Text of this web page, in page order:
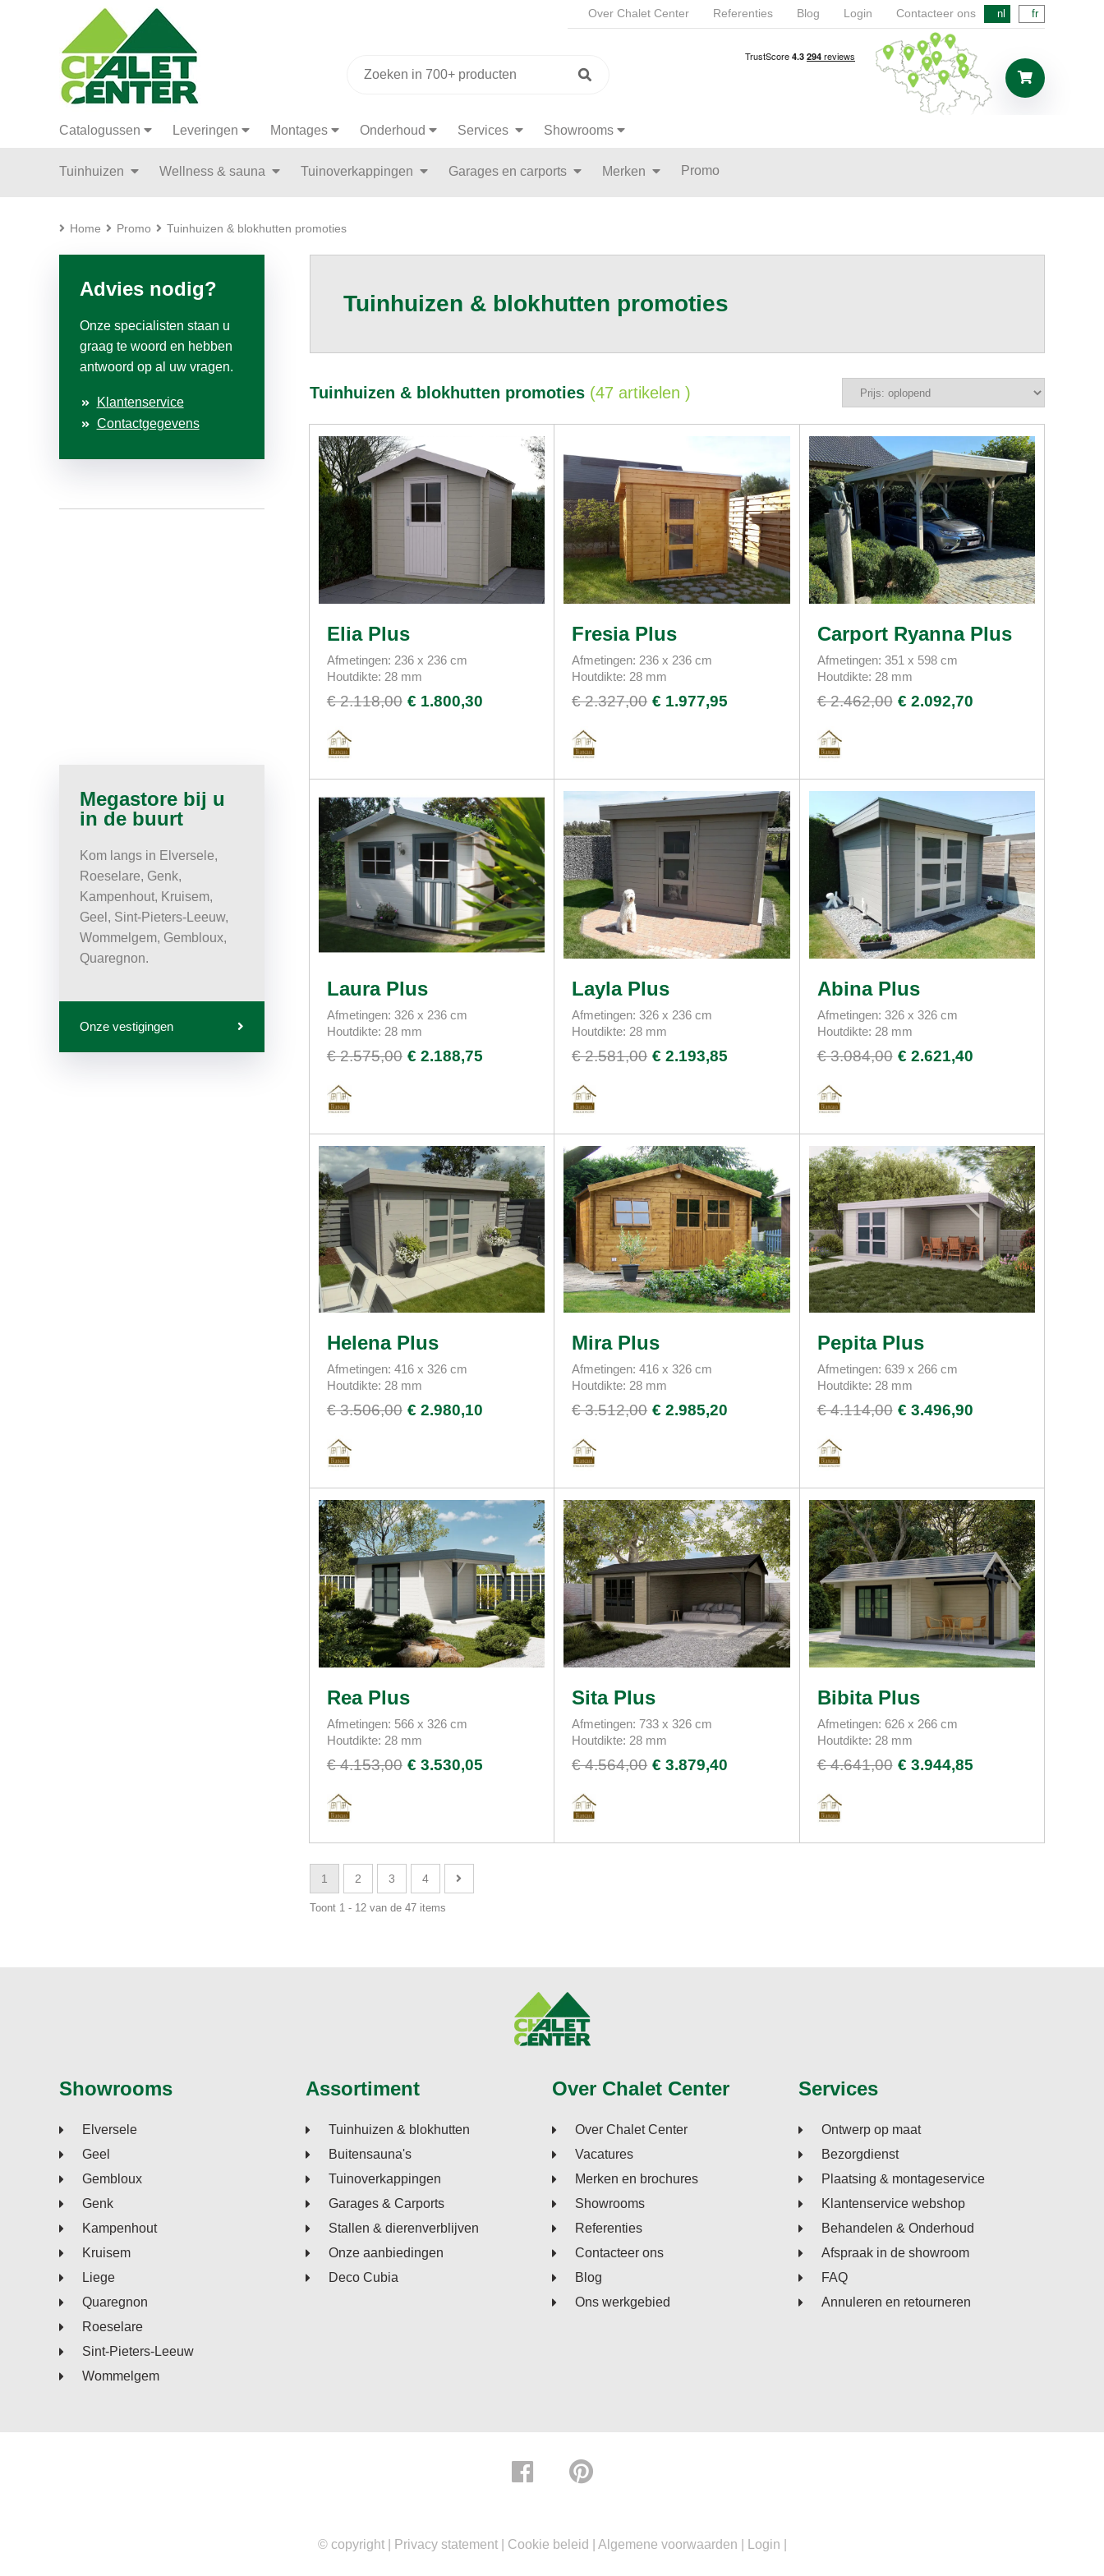
Over Chalet Center Referenties Blog Login Contacteer ons nl fr
Catalogussen Leveringen Montages Onderhoud Services Showrooms
Tuinhuizen Wellness & sauna Tuinoverkappingen Garages en carports Merken Promo
Home Promo Tuinhuizen & blokhutten promoties
Advies nodig?
Onze specialisten staan u
graag te woord en hebben
antwoord op al uw vragen.
Klantenservice
Contactgegevens
Megastore bij u
in de buurt
Kom langs in Elversele,
Roeselare, Genk,
Kampenhout, Kruisem,
Geel, Sint-Pieters-Leeuw,
Wommelgem, Gembloux,
Quaregnon.
Onze vestigingen
Tuinhuizen & blokhutten promoties
Tuinhuizen & blokhutten promoties (47 artikelen )
Elia Plus
Afmetingen: 236 x 236 cm
Houtdikte: 28 mm
€ 2.118,00 € 1.800,30
Fresia Plus
Afmetingen: 236 x 236 cm
Houtdikte: 28 mm
€ 2.327,00 € 1.977,95
Carport Ryanna Plus
Afmetingen: 351 x 598 cm
Houtdikte: 28 mm
€ 2.462,00 € 2.092,70
Laura Plus
Afmetingen: 326 x 236 cm
Houtdikte: 28 mm
€ 2.575,00 € 2.188,75
Layla Plus
Afmetingen: 326 x 236 cm
Houtdikte: 28 mm
€ 2.581,00 € 2.193,85
Abina Plus
Afmetingen: 326 x 326 cm
Houtdikte: 28 mm
€ 3.084,00 € 2.621,40
Helena Plus
Afmetingen: 416 x 326 cm
Houtdikte: 28 mm
€ 3.506,00 € 2.980,10
Mira Plus
Afmetingen: 416 x 326 cm
Houtdikte: 28 mm
€ 3.512,00 € 2.985,20
Pepita Plus
Afmetingen: 639 x 266 cm
Houtdikte: 28 mm
€ 4.114,00 € 3.496,90
Rea Plus
Afmetingen: 566 x 326 cm
Houtdikte: 28 mm
€ 4.153,00 € 3.530,05
Sita Plus
Afmetingen: 733 x 326 cm
Houtdikte: 28 mm
€ 4.564,00 € 3.879,40
Bibita Plus
Afmetingen: 626 x 266 cm
Houtdikte: 28 mm
€ 4.641,00 € 3.944,85
1 2 3 4
Toont 1 - 12 van de 47 items
Showrooms
Elversele
Geel
Gembloux
Genk
Kampenhout
Kruisem
Liege
Quaregnon
Roeselare
Sint-Pieters-Leeuw
Wommelgem
Assortiment
Tuinhuizen & blokhutten
Buitensauna's
Tuinoverkappingen
Garages & Carports
Stallen & dierenverblijven
Onze aanbiedingen
Deco Cubia
Over Chalet Center
Over Chalet Center
Vacatures
Merken en brochures
Showrooms
Referenties
Contacteer ons
Blog
Ons werkgebied
Services
Ontwerp op maat
Bezorgdienst
Plaatsing & montageservice
Klantenservice webshop
Behandelen & Onderhoud
Afspraak in de showroom
FAQ
Annuleren en retourneren
© copyright | Privacy statement| Cookie beleid Algemene voorwaarden Login